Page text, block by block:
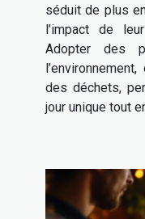
séduit de plus
l’impact de
Adopter des
des déchets,
jour unique tout